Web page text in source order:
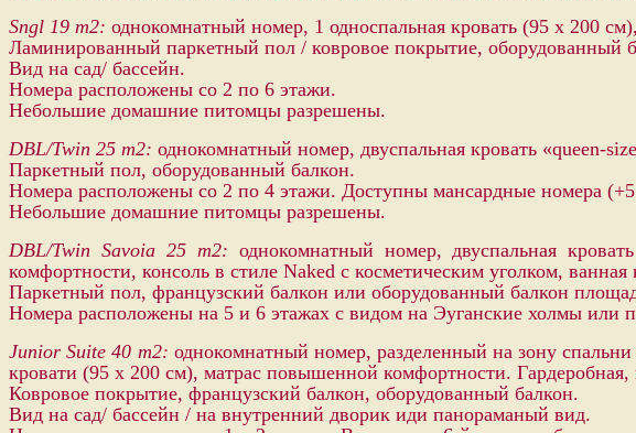
Sngl 19 m2: однокомнатный номер, 1 односпальная кровать (95 х 200
Ламинированный паркетный пол / ковровое покрытие, оборудованный
Вид на сад/ бассейн.
Номера расположены со 2 по 6 этажи.
Небольшие домашние питомцы pазрешены.
DBL/Twin 25 m2: однокомнатный номер, двуспальная кровать «queen-
Паркетный пол, оборудованный балкон.
Номера расположены со 2 по 4 этажи. Доступны мансардные номера
Небольшие домашние питомцы pазрешены.
DBL/Twin Savoia 25 m2: однокомнатный номер, двуспальная
комфортности, консоль в стиле Naked с косметическим уголком,
Паркетный пол, французский балкон или оборудованный балкон
Номера расположены на 5 и 6 этажах с видом на Эуганские холмы или
Junior Suite 40 m2: однокомнатный номер, разделенный на зону
кровати (95 х 200 см), матрас повышенной комфортности.
Ковровое покрытие, французский балкон, оборудованный балкон.
Вид на сад/ бассейн / на внутренний дворик иди панораманый вид.